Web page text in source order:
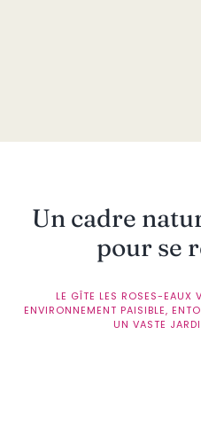
Un cadre
pour se
LE GÎTE LES ROSES-EAUX
ENVIRONNEMENT PAISIBLE,
UN VASTE